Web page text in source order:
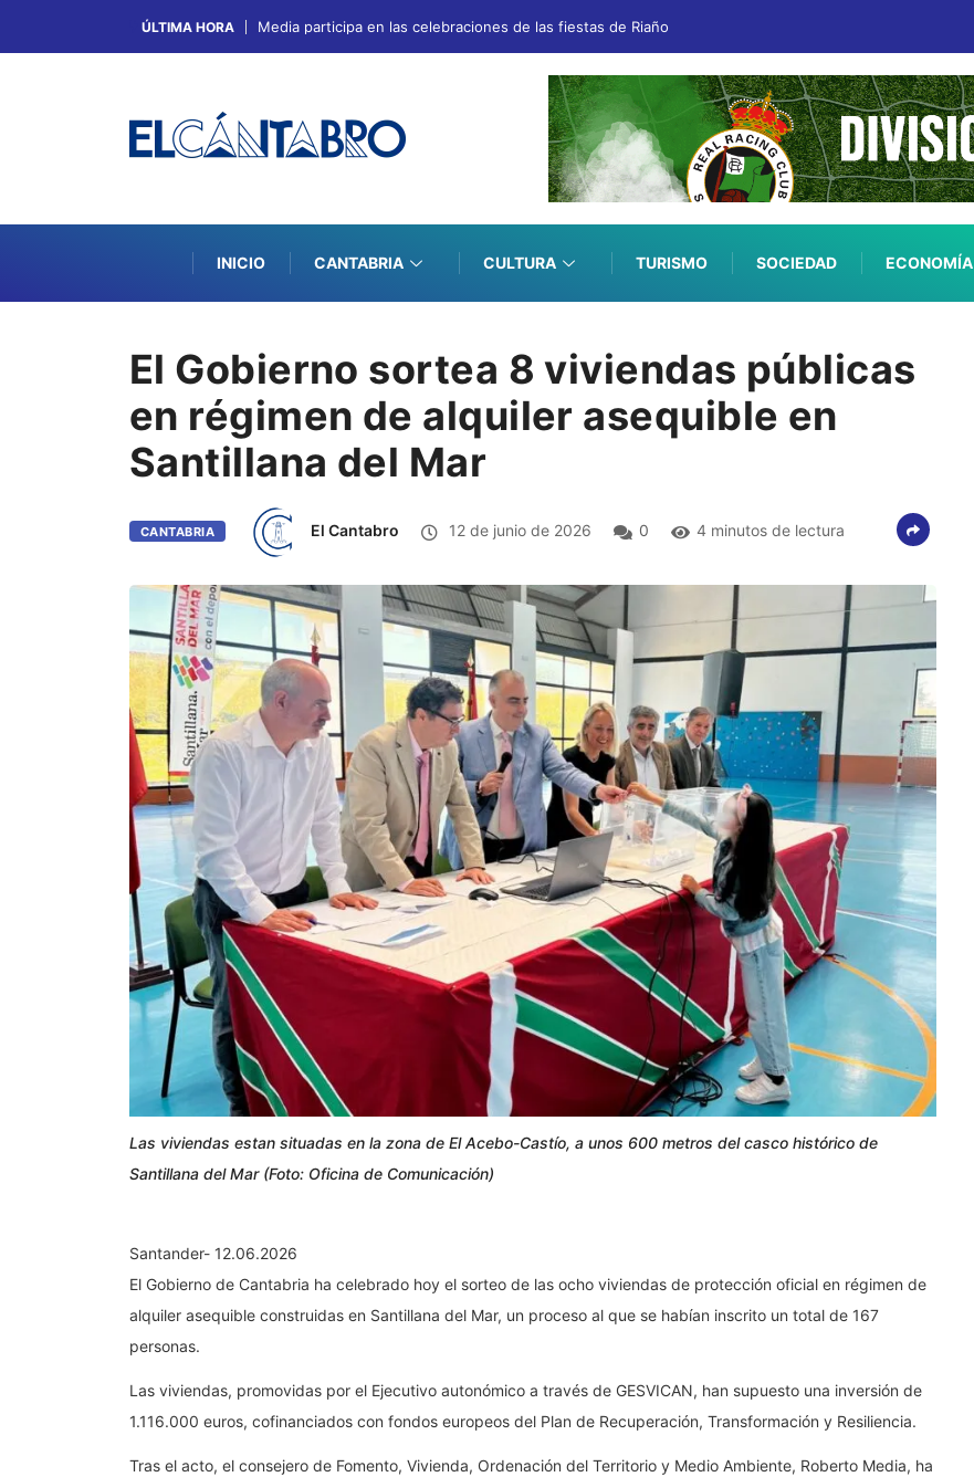
ÚLTIMA HORA Media participa en las celebraciones de las fiestas de Riaño
INICIO CANTABRIA CULTURA TURISMO SOCIEDAD ECONOMÍA
El Gobierno sortea 8 viviendas públicas
en régimen de alquiler asequible en
Santillana del Mar
CANTABRIA El Cantabro 12 de junio de 2026 0 4 minutos de lectura
Las viviendas estan situadas en la zona de El Acebo-Castío, a unos 600 metros del casco histórico de
Santillana del Mar (Foto: Oficina de Comunicación)
Santander- 12.06.2026
El Gobierno de Cantabria ha celebrado hoy el sorteo de las ocho viviendas de protección oficial en régimen de
alquiler asequible construidas en Santillana del Mar, un proceso al que se habían inscrito un total de 167
personas.
Las viviendas, promovidas por el Ejecutivo autonómico a través de GESVICAN, han supuesto una inversión de
1.116.000 euros, cofinanciados con fondos europeos del Plan de Recuperación, Transformación y Resiliencia.
Tras el acto, el consejero de Fomento, Vivienda, Ordenación del Territorio y Medio Ambiente, Roberto Media, ha